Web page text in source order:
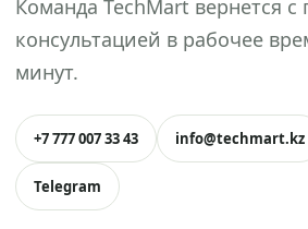
Команда TechMart вернется с
консультацией в рабочее
минут.
+7 777 007 33 43 info@techmart.kz
Telegram